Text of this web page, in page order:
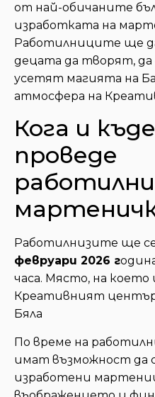
от най-обичаните
изработката на
Работилниците ще
децата да творят, да
усетят магията на
атмосфера на
Кога и
проведе
Работилнизите ще
февруари 2026 г
часа. Място, на
Креативният център
Бяла
По време на
имат възможност да
изработени